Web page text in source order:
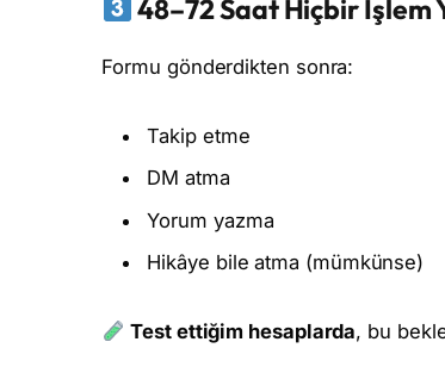
48–72 Saat Hiçbir İşlem
Formu gönderdikten sonra:
Takip etme
DM atma
Yorum yazma
Hikâye bile atma (mümkünse)
Test ettiğim hesaplarda, bu